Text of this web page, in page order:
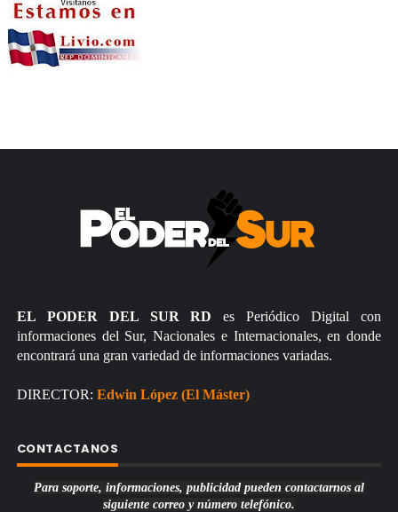
EL PODER DEL SUR RD es Periódico Digital con
informaciones del Sur, Nacionales e Internacionales, en donde
encontrará una gran variedad de informaciones variadas.
DIRECTOR: Edwin López (El Máster)
CONTACTANOS
Para soporte, informaciones, publicidad pueden contactarnos al
siguiente correo y número telefónico.